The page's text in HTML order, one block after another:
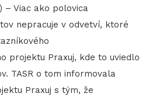
– Viac ako polovica
nepracuje v odvetví, ktoré
projektu Praxuj, kde to uviedlo
TASR o tom informovala
Praxuj s tým, že